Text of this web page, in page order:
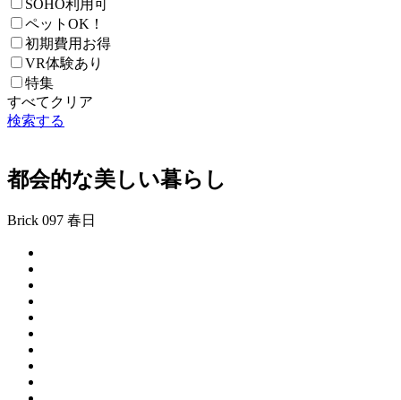
SOHO利用可
ペットOK！
初期費用お得
VR体験あり
特集
すべてクリア
検索する
都会的な美しい暮らし
Brick 097 春日